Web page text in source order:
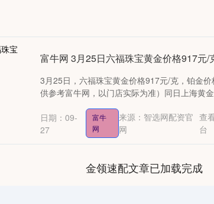
富牛网 3月25日六福珠宝黄金价格917元/
3月25日，六福珠宝黄金价格917元/克，铂金
供参考富牛网，以门店实际为准）同日上海黄
日期：09-
27
富牛
网
来源：智选网配资官
网
查
台
金领速配文章已加载完成